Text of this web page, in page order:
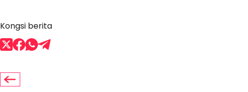
Kongsi berita